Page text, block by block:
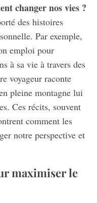
changer nos vies ?
des histoires
Par exemple,
emploi pour
à sa vie à travers des
voyageur raconte
pleine montagne lui
Ces récits, souvent
comment les
notre perspective et
maximiser le